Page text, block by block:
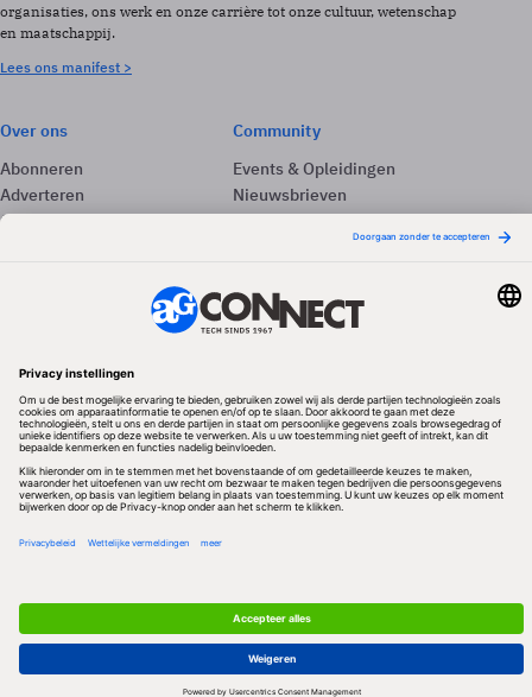
organisaties, ons werk en onze carrière tot onze cultuur, wetenschap
en maatschappij.
Lees ons manifest >
Over ons
Abonneren
Adverteren
Contact
Community
Events & Opleidingen
Nieuwsbrieven
Vacatures
Redactionele partner